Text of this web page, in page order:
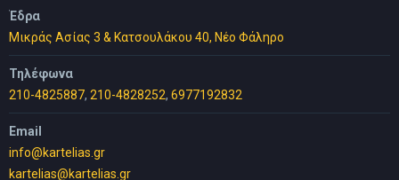
Έδρα
Μικράς Ασίας 3 & Κατσουλάκου 40, Νέο Φάληρο
Τηλέφωνα
210-4825887, 210-4828252, 6977192832
Email
info@kartelias.gr
kartelias@kartelias.gr